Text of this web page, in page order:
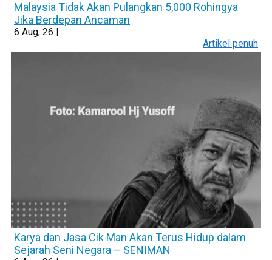
Malaysia Tidak Akan Pulangkan 5,000 Rohingya
Jika Berdepan Ancaman
6 Aug, 26
Artikel penuh
Karya dan Jasa Cik Man Akan Terus Hidup dalam
Sejarah Seni Negara – SENIMAN